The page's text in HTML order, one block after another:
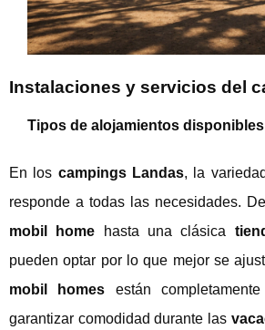
Instalaciones y servicios del
Tipos de alojamientos disponibles
En los campings Landas, la
responde a todas las necesidades.
mobil home hasta una clásica
pueden optar por lo que mejor se
mobil homes están
garantizar comodidad durante las